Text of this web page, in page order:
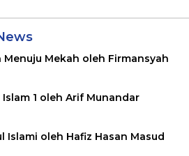
Menuju Mekah oleh Firmansyah
1 oleh Arif Munandar
Islami oleh Hafiz Hasan Masud